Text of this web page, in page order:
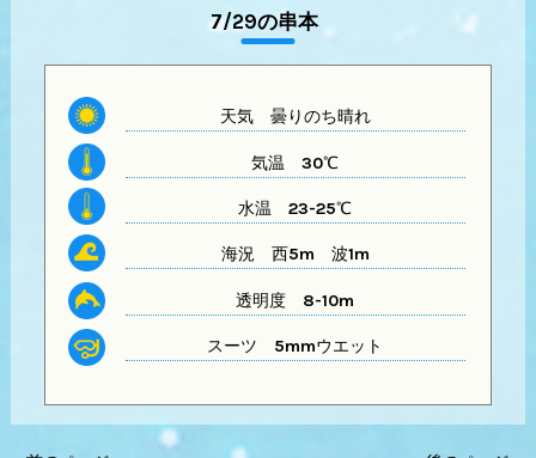
7/29の串本
天気曇りのち晴れ
気温 30℃
水温 23-25℃
海況 西5m 波1m
透明度 8-10m
スーツ 5mmウエット